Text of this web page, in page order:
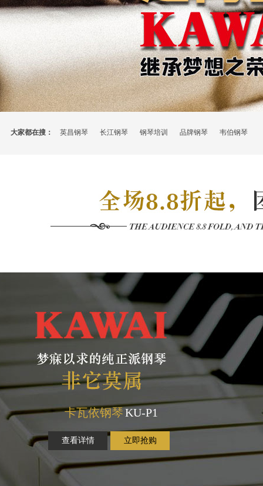
大家都在搜： 英昌钢琴 长江钢琴 钢琴培训 品牌钢琴 韦伯钢琴
卡瓦依钢琴KU-P1
查看详情 立即抢购